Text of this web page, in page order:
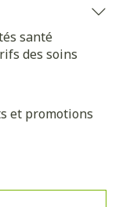
santé
des soins
et promotions